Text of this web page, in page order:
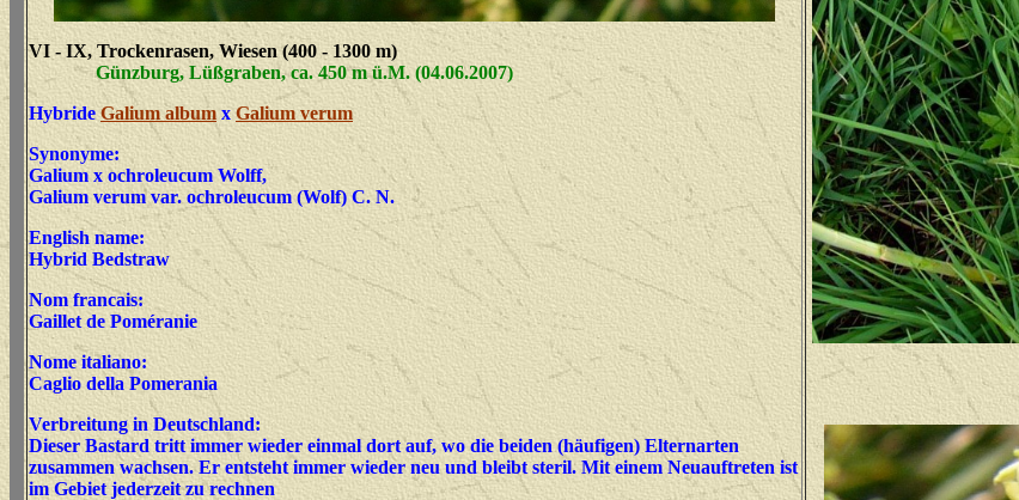
VI - IX, Trockenrasen, Wiesen (400 - 1300 m)
Günzburg, Lüßgraben, ca. 450 m ü.M. (04.06.2007)
HybrideGalium album xGalium verum
Synonyme:
Galium x ochroleucum Wolff,
Galium verum var. ochroleucum (Wolf) C. N.
English name:
Hybrid Bedstraw
Nom francais:
Gaillet de Poméranie
Nome italiano:
Caglio della Pomerania
Verbreitung in Deutschland:
Dieser Bastard tritt immer wieder einmal dort auf, wo die beiden (häufigen) Elternarten
zusammen wachsen. Er entsteht immer wieder neu und bleibt steril. Mit einem Neuauftreten ist
im Gebiet jederzeit zu rechnen